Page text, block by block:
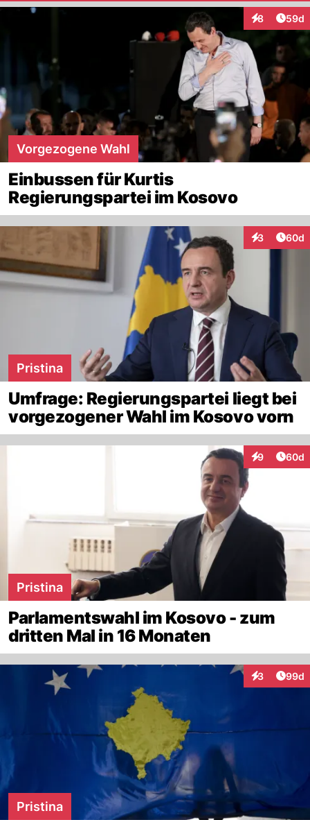
8
Interaktionen
59d
Vorgezogene Wahl
Einbussen für Kurtis
Regierungspartei im Kosovo
3
Interaktionen
60d
Pristina
Umfrage: Regierungspartei liegt bei
vorgezogener Wahl im Kosovo vorn
9
Interaktionen
60d
Pristina
Parlamentswahl im Kosovo - zum
dritten Mal in 16 Monaten
3
Interaktionen
99d
Pristina